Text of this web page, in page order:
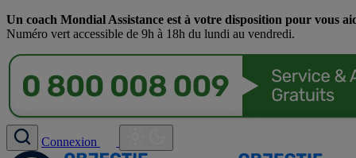
Un coach Mondial Assistance est à votre disposition pour vous
Numéro vert accessible de 9h à 18h du lundi au vendredi.
Connexion